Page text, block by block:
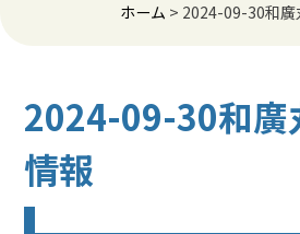
ホーム > 2024-09-30和廣
2024-09-30和廣
情報